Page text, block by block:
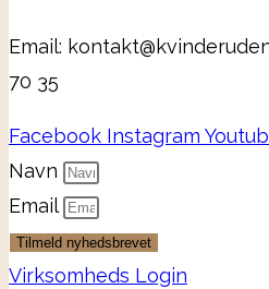
Email:
70 35
Facebook Instagram
Navn
Email
Tilmeld nyhedsbrevet
Virksomheds Login